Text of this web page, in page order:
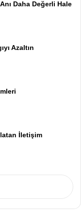
Daha Değerli Hale
Azaltın
İletişim